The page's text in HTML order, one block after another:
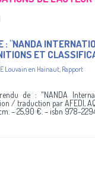
: "NANDA
ET
Louvain en Hainaut, Rapport
de : "NANDA
/ traduction par AFEDI,
cm. – 25,90 €. – isbn 978-